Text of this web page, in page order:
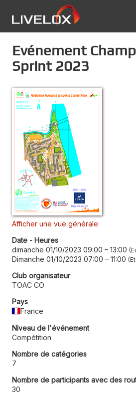
Evénement
Sprint 2023
Afficher une vue générale
Date - Heures
dimanche 01/10/2023 09:00 – 13:00
Dimanche 01/10/2023 07:00 – 11:00
Club organisateur
TOAC CO
Pays
France
Niveau de l'événement
Compétition
Nombre de catégories
7
Nombre de participants avec des
30